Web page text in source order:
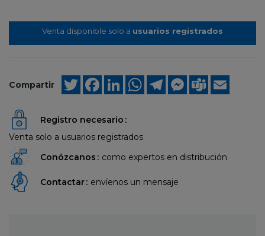
Venta disponible solo a usuarios registrados
Compartir TwitterFacebookLinkedInWhatsApp
TelegramMessenger
Teams
Registro necesario
Venta solo a usuarios registrados
Conózcanos
como expertos en distribución
Contactar envíenos un mensaje